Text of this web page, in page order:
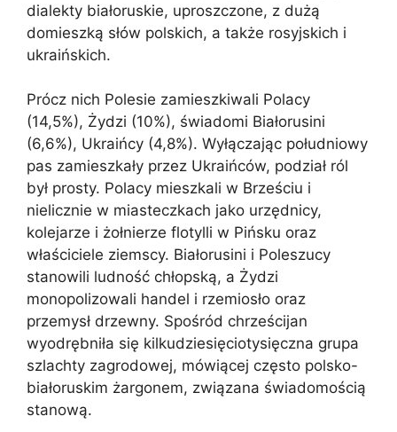
dialekty białoruskie, uproszczone, z dużą
domieszką słów polskich, a także rosyjskich i
ukraińskich.
Prócz nich Polesie zamieszkiwali Polacy
(14,5%), Żydzi (10%), świadomi Białorusini
(6,6%), Ukraińcy (4,8%). Wyłączając południowy
pas zamieszkały przez Ukraińców, podział ról
był prosty. Polacy mieszkali w Brześciu i
nielicznie w miasteczkach jako urzędnicy,
kolejarze i żołnierze flotylli w Pińsku oraz
właściciele ziemscy. Białorusini i Poleszucy
stanowili ludność chłopską, a Żydzi
monopolizowali handel i rzemiosło oraz
przemysł drzewny. Spośród chrześcijan
wyodrębniła się kilkudziesięciotysięczna grupa
szlachty zagrodowej, mówiącej często polsko-
białoruskim żargonem, związana świadomością
stanową.